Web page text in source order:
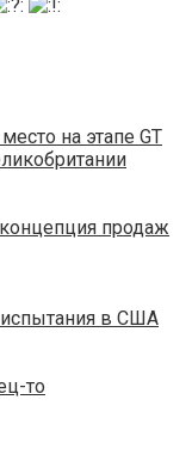
на этапе GT
продаж
испытания в США
то